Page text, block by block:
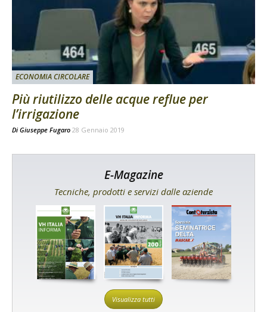
ECONOMIA CIRCOLARE
Più riutilizzo delle acque reflue per
l’irrigazione
Di Giuseppe Fugaro 28 Gennaio 2019
E-Magazine
Tecniche, prodotti e servizi dalle aziende
Visualizza tutti